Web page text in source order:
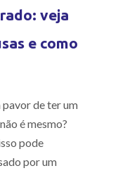
veja
e como
de ter um
é mesmo?
pode
por um